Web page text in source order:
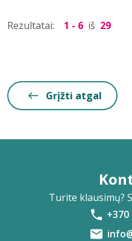
Rezultatai: 1 - 6 iš 29
Grįžti atgal
Turite klausimų?
+370